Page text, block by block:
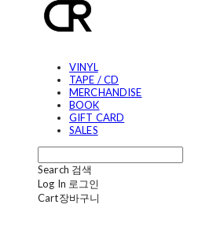
VINYL
TAPE / CD
MERCHANDISE
BOOK
GIFT CARD
SALES
Search 검색
Log In 로그인
Cart장바구니